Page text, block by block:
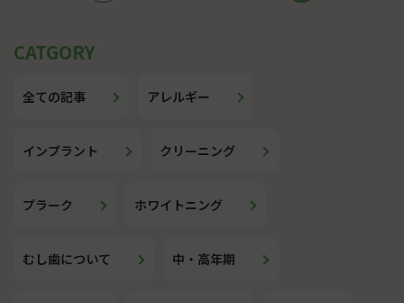
の
ー
ジ
り
全ての記事 アレルギー
インプラント クリーニング
プラーク ホワイトニング
むし歯について 中・高年期